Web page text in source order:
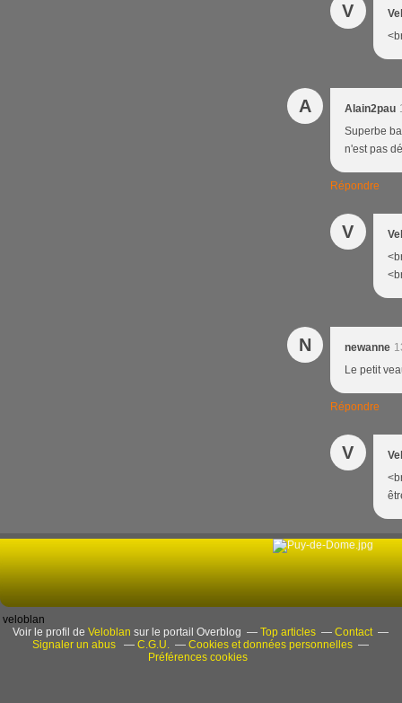
V
A Alain2pau
Superbe
n'est pas
Répondre
V
N newanne
Le petit
Répondre
V
veloblan
Voir le profil deVeloblan sur le portail Overblog Top articles
Contact
Signaler un abus
C.G.U.
Cookies et données personnelles
Préférences cookies